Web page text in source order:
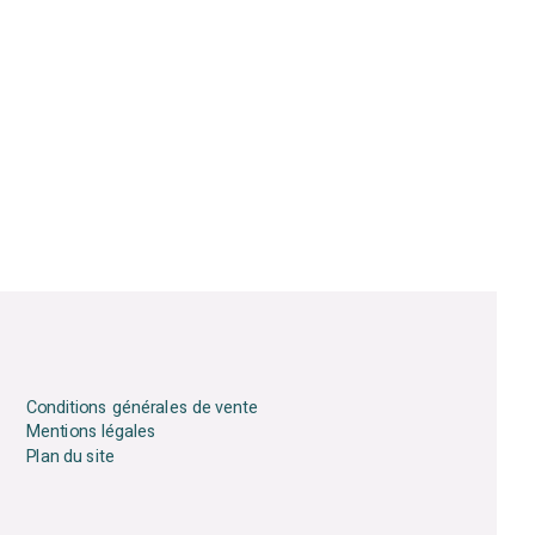
Conditions générales de vente
Mentions légales
Plan du site